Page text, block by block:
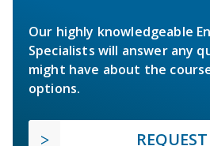
Our highly knowledgeable
Specialists will answer any
might have about the
options.